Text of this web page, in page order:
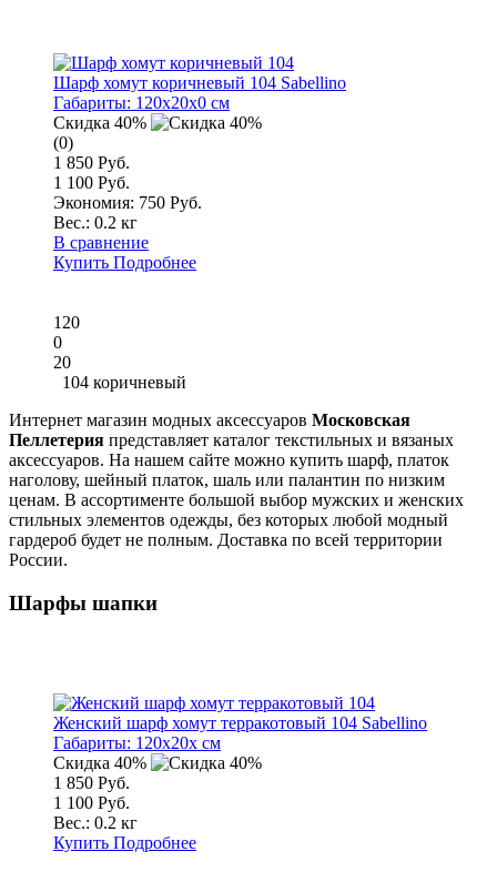
Шарф хомут коричневый 104 Sabellino
Габариты: 120x20x0 см
Скидка 40%
(0)
1 850 Руб.
1 100 Руб.
Экономия: 750 Руб.
Вес.: 0.2 кг
В сравнение
Купить Подробнее
120
0
20
104 коричневый
Интернет магазин модных аксессуаров Московская
Пеллетерия представляет каталог текстильных и вязаных
аксессуаров. На нашем сайте можно купить шарф, платок
наголову, шейный платок, шаль или палантин по низким
ценам. В ассортименте большой выбор мужских и женских
стильных элементов одежды, без которых любой модный
гардероб будет не полным. Доставка по всей территории
России.
Шарфы шапки
Женский шарф хомут терракотовый 104 Sabellino
Габариты: 120x20x см
Скидка 40%
1 850 Руб.
1 100 Руб.
Вес.: 0.2 кг
Купить Подробнее